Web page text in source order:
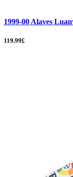
1999-00 Alaves
119.99£